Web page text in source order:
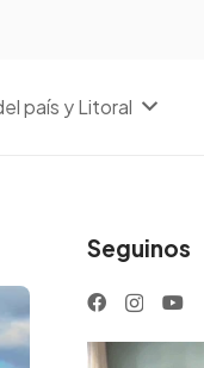
país y Litoral
Seguinos